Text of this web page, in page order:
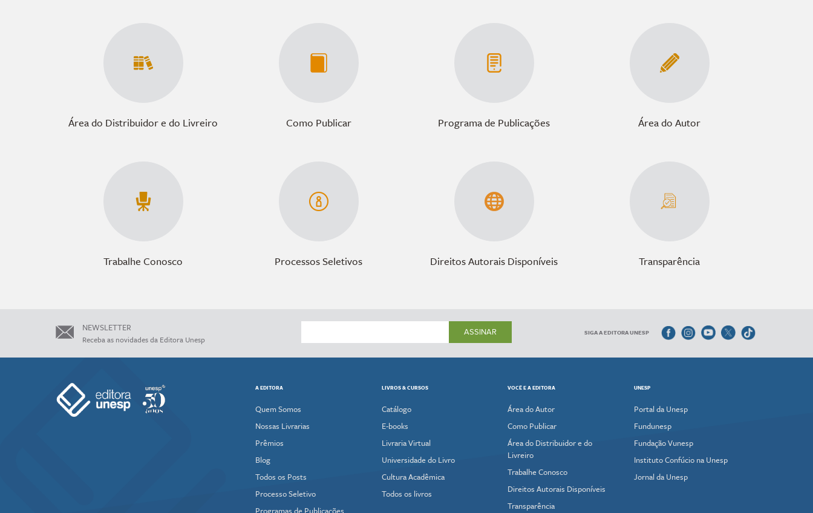
Área do Distribuidor e do Livreiro Como Publicar Programa de Publicações Área do Autor
Trabalhe Conosco Processos Seletivos Direitos Autorais Disponíveis Transparência
NEWSLETTER
Receba as novidades da Editora Unesp
ASSINAR SIGA A EDITORA UNESP
A EDITORA
Quem Somos
Nossas Livrarias
Prêmios
Blog
Todos os Posts
Processo Seletivo
LIVROS & CURSOS
Catálogo
E-books
Livraria Virtual
Universidade do Livro
Cultura Acadêmica
Todos os livros
VOCÊ E A EDITORA
Área do Autor
Como Publicar
Área do Distribuidor e do
Livreiro
Trabalhe Conosco
Direitos Autorais Disponíveis
Transparência
UNESP
Portal da Unesp
Fundunesp
Fundação Vunesp
Instituto Confúcio na Unesp
Jornal da Unesp